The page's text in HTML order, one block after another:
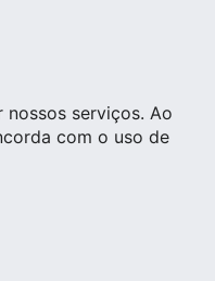
nossos serviços. Ao
com o uso de